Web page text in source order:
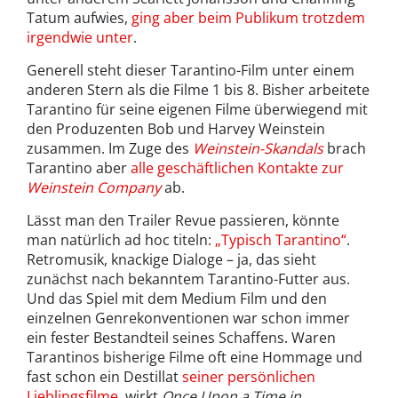
Tatum aufwies, ging aber beim Publikum trotzdem
irgendwie unter.
Generell steht dieser Tarantino-Film unter einem
anderen Stern als die Filme 1 bis 8. Bisher arbeitete
Tarantino für seine eigenen Filme überwiegend mit
den Produzenten Bob und Harvey Weinstein
zusammen. Im Zuge des Weinstein-Skandalsbrach
Tarantino aberalle geschäftlichen Kontakte zur
Weinstein Companyab.
Lässt man den Trailer Revue passieren, könnte
man natürlich ad hoc titeln: „Typisch Tarantino“.
Retromusik, knackige Dialoge – ja, das sieht
zunächst nach bekanntem Tarantino-Futter aus.
Und das Spiel mit dem Medium Film und den
einzelnen Genrekonventionen war schon immer
ein fester Bestandteil seines Schaffens. Waren
Tarantinos bisherige Filme oft eine Hommage und
fast schon ein Destillatseiner persönlichen